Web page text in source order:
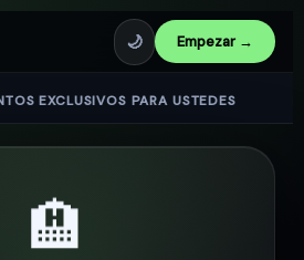
🌙 Empezar →
EXCLUSIVOS PARA USTEDES
🏨